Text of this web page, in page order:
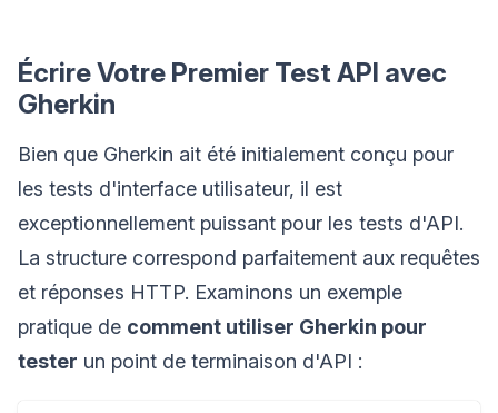
Écrire Votre Premier Test API avec
Gherkin
Bien que Gherkin ait été initialement conçu pour
les tests d'interface utilisateur, il est
exceptionnellement puissant pour les tests d'API.
La structure correspond parfaitement aux requêtes
et réponses HTTP. Examinons un exemple
pratique de comment utiliser Gherkin pour
tester un point de terminaison d'API :